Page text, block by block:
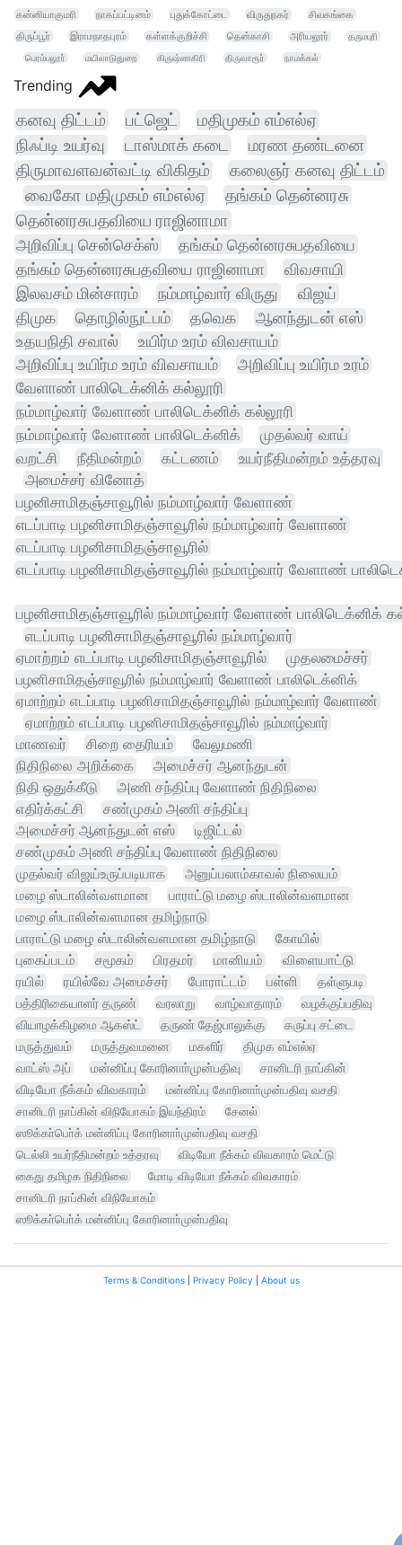
கன்னியாகுமரி
நாகப்பட்டினம் புதுக்கோட்டை விருதுநகர்
சிவகங்கை
திருப்பூர்
இராமநாதபுரம் கள்ளக்குறிச்சி தென்காசி அரியலூர்
தருமபுரி
பெரம்பலூர்
மயிலாடுதுறை கிருஷ்ணகிரி திருவாரூர் நாமக்கல்
Trending
கனவு திட்டம் பட்ஜெட்
மதிமுகம் எம்எல்ஏ
நிஃப்டி உயர்வு
டாஸ்மாக் கடை
மரண தண்டனை
திருமாவளவன்வட்டி விகிதம்
கலைஞர் கனவு திட்டம்
வைகோ மதிமுகம் எம்எல்ஏ
தங்கம் தென்னரசு
தென்னரசுபதவியை ராஜினாமா
அறிவிப்பு சென்செக்ஸ்
தங்கம் தென்னரசுபதவியை
தங்கம் தென்னரசுபதவியை ராஜினாமா
விவசாயி
இலவசம் மின்சாரம்
நம்மாழ்வார் விருது விஜய்
திமுக தொழில்நுட்பம் தவெக
ஆனந்துடன் எஸ்
உதயநிதி சவால்
உயிர்ம உரம் விவசாயம்
அறிவிப்பு உயிர்ம உரம் விவசாயம்
அறிவிப்பு உயிர்ம உரம்
வேளாண் பாலிடெக்னிக் கல்லூரி
நம்மாழ்வார் வேளாண் பாலிடெக்னிக் கல்லூரி
நம்மாழ்வார் வேளாண் பாலிடெக்னிக்
முதல்வர் வாய்
வறட்சி
நீதிமன்றம் கட்டணம் உயர்நீதிமன்றம் உத்தரவு
அமைச்சர் வினோத்
பழனிசாமிதஞ்சாவூரில் நம்மாழ்வார் வேளாண்
எடப்பாடி பழனிசாமிதஞ்சாவூரில் நம்மாழ்வார் வேளாண்
எடப்பாடி பழனிசாமிதஞ்சாவூரில்
எடப்பாடி பழனிசாமிதஞ்சாவூரில் நம்மாழ்வார் வேளாண்
பழனிசாமிதஞ்சாவூரில் நம்மாழ்வார் வேளாண் பாலிடெக்னிக்
எடப்பாடி பழனிசாமிதஞ்சாவூரில் நம்மாழ்வார்
ஏமாற்றம் எடப்பாடி பழனிசாமிதஞ்சாவூரில்
முதலமைச்சர்
பழனிசாமிதஞ்சாவூரில் நம்மாழ்வார் வேளாண் பாலிடெக்னிக்
ஏமாற்றம் எடப்பாடி பழனிசாமிதஞ்சாவூரில் நம்மாழ்வார் வேளாண்
ஏமாற்றம் எடப்பாடி பழனிசாமிதஞ்சாவூரில் நம்மாழ்வார்
மாணவர்
சிறை தைரியம்
வேலுமணி
நிதிநிலை அறிக்கை
அமைச்சர் ஆனந்துடன்
நிதி ஒதுக்கீடு
அணி சந்திப்பு வேளாண் நிதிநிலை
எதிர்க்கட்சி
சண்முகம் அணி சந்திப்பு
அமைச்சர் ஆனந்துடன் எஸ்
டிஜிட்டல்
சண்முகம் அணி சந்திப்பு வேளாண் நிதிநிலை
முதல்வர் விஜய்உருப்படியாக
அனுப்பலாம்காவல் நிலையம்
மழை ஸ்டாலின்வளமான
பாராட்டு மழை ஸ்டாலின்வளமான
மழை ஸ்டாலின்வளமான தமிழ்நாடு
பாராட்டு மழை ஸ்டாலின்வளமான தமிழ்நாடு
கோயில்
புகைப்படம்
சமூகம் பிரதமர் மானியம்
விளையாட்டு
ரயில்
ரயில்வே அமைச்சர் போராட்டம் பள்ளி
தள்ளுபடி
பத்திரிகையாளர் தருண்
வரலாறு வாழ்வாதாரம்
வழக்குப்பதிவு
வியாழக்கிழமை ஆகஸ்ட்
தருண் தேஜ்பாலுக்கு
கருப்பு சட்டை
மருத்துவம்
மருத்துவமனை மகளிர்
திமுக எம்எல்ஏ
வாட்ஸ் அப்
மன்னிப்பு கோரினாா்முன்பதிவு
சானிடரி நாப்கின்
விடியோ நீக்கம் விவகாரம்
மன்னிப்பு கோரினாா்முன்பதிவு வசதி
சானிடரி நாப்கின் விநியோகம் இயந்திரம்
சேனல்
ஸூக்கா்பொ்க் மன்னிப்பு கோரினாா்முன்பதிவு வசதி
டெல்லி உயர்நீதிமன்றம் உத்தரவு
விடியோ நீக்கம் விவகாரம் மெட்டு
கைது தமிழக நிதிநிலை
மோடி விடியோ நீக்கம் விவகாரம்
சானிடரி நாப்கின் விநியோகம்
ஸூக்கா்பொ்க் மன்னிப்பு கோரினாா்முன்பதிவு
Terms & Conditions| Privacy Policy About us